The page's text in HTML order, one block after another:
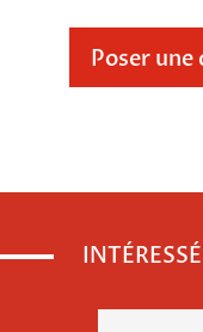
Poser
Veuillez
laisser